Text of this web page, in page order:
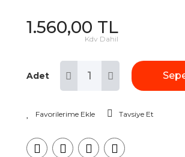
1.560,00 TL
Kdv Dahil
Adet
Tavsiye Et